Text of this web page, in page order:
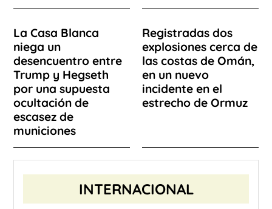
La Casa Blanca
niega un
desencuentro entre
Trump y Hegseth
por una supuesta
ocultación de
escasez de
municiones
Registradas dos
explosiones cerca de
las costas de Omán,
en un nuevo
incidente en el
estrecho de Ormuz
INTERNACIONAL